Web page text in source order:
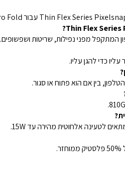
המתקפל מפני נפילות, שריטות ושפשופים.
כדי להגן עליו.
בין אם הוא פתוח או סגור.